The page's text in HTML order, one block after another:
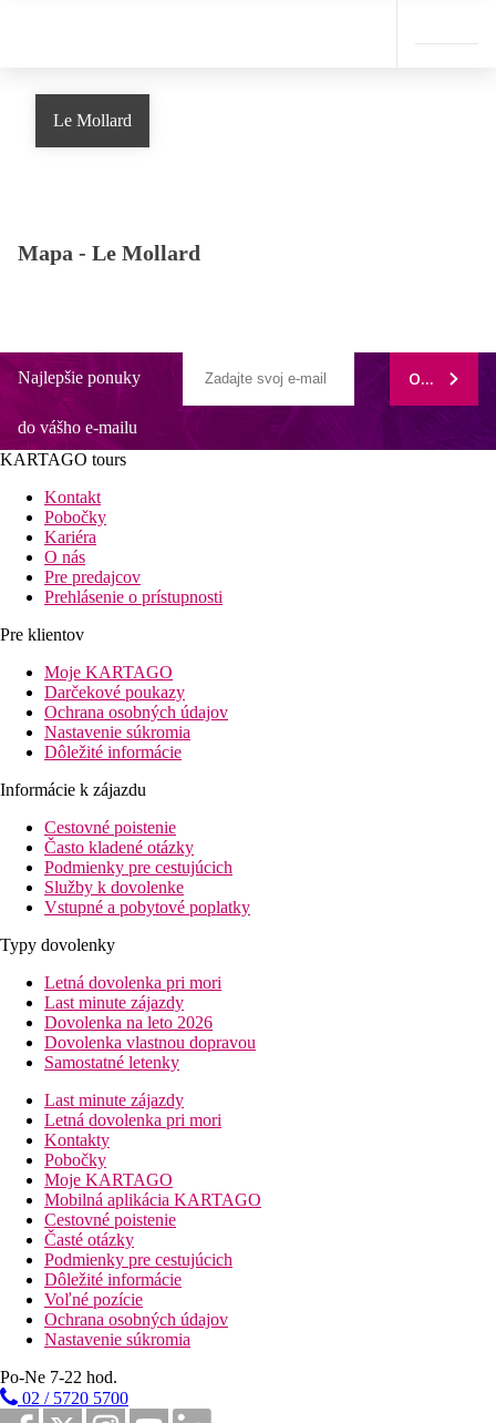
Le Mollard
Mapa - Le Mollard
Najlepšie ponuky
do vášho e-mailu
ODOBERAŤ
KARTAGO tours
Kontakt
Pobočky
Kariéra
O nás
Pre predajcov
Prehlásenie o prístupnosti
Pre klientov
Moje KARTAGO
Darčekové poukazy
Ochrana osobných údajov
Nastavenie súkromia
Dôležité informácie
Informácie k zájazdu
Cestovné poistenie
Často kladené otázky
Podmienky pre cestujúcich
Služby k dovolenke
Vstupné a pobytové poplatky
Typy dovolenky
Letná dovolenka pri mori
Last minute zájazdy
Dovolenka na leto 2026
Dovolenka vlastnou dopravou
Samostatné letenky
Last minute zájazdy
Letná dovolenka pri mori
Kontakty
Pobočky
Moje KARTAGO
Mobilná aplikácia KARTAGO
Cestovné poistenie
Časté otázky
Podmienky pre cestujúcich
Dôležité informácie
Voľné pozície
Ochrana osobných údajov
Nastavenie súkromia
Po-Ne 7-22 hod.
02 / 5720 5700